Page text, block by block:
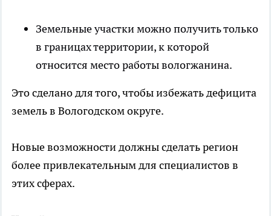
Земельные участки можно получить только
в границах территории, к которой
относится место работы вологжанина.
Это сделано для того, чтобы избежать дефицита
земель в Вологодском округе.
Новые возможности должны сделать регион
более привлекательным для специалистов в
этих сферах.